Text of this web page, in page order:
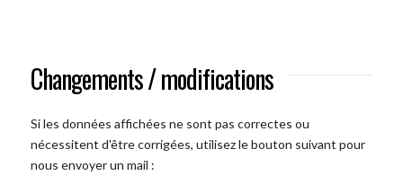
Changements / modifications
Si les données affichées ne sont pas correctes ou
nécessitent d'être corrigées, utilisez le bouton suivant pour
nous envoyer un mail :